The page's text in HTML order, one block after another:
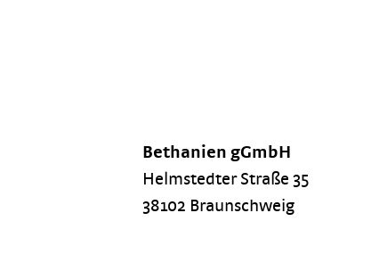
Bethanien gGmbH
Helmstedter Straße 35
38102 Braunschweig